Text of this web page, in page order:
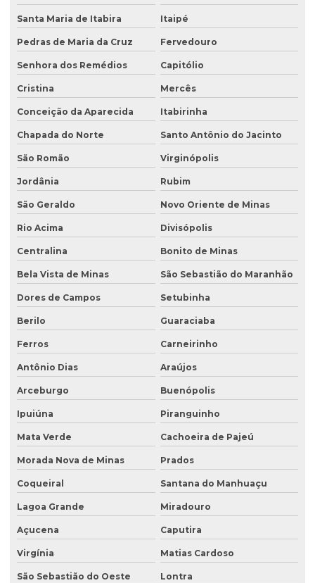
Santa Maria de Itabira Itaipé
Pedras de Maria da Cruz Fervedouro
Senhora dos Remédios Capitólio
Cristina Mercês
Conceição da Aparecida Itabirinha
Chapada do Norte Santo Antônio do Jacinto
São Romão Virginópolis
Jordânia Rubim
São Geraldo Novo Oriente de Minas
Rio Acima Divisópolis
Centralina Bonito de Minas
Bela Vista de Minas São Sebastião do Maranhão
Dores de Campos Setubinha
Berilo Guaraciaba
Ferros Carneirinho
Antônio Dias Araújos
Arceburgo Buenópolis
Ipuiúna Piranguinho
Mata Verde Cachoeira de Pajeú
Morada Nova de Minas Prados
Coqueiral Santana do Manhuaçu
Lagoa Grande Miradouro
Açucena Caputira
Virgínia Matias Cardoso
São Sebastião do Oeste Lontra